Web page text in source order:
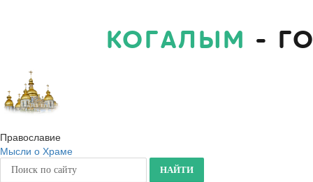
КОГАЛЫМ -
Православие
Мысли о Храме